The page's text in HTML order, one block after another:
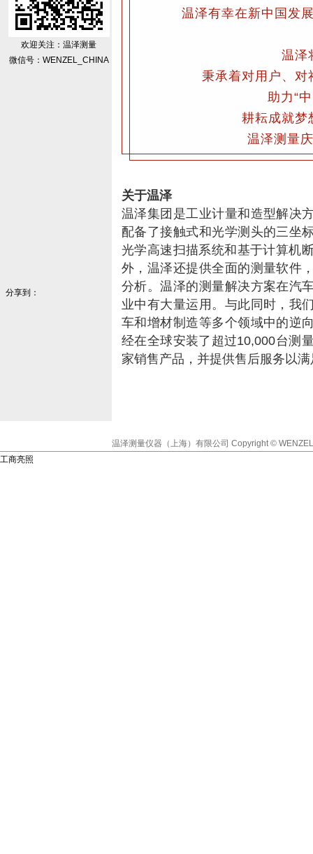
欢迎关注：温泽测量
微信号：WENZEL_CHINA
分享到：
温泽有幸在新中国发
温泽
秉承着对用户、
助力“
耕耘成就梦
温泽测量
关于温泽
温泽集团是工业计量和造型解决
配备了接触式和光学测头的三坐
光学高速扫描系统和基于计算机
外，温泽还提供全面的测量软件
分析。温泽的测量解决方案在汽
业中有大量运用。与此同时，我
车和增材制造等多个领域中的逆
经在全球安装了超过10,000台测
家销售产品，并提供售后服务以
温泽测量仪器（上海）有限公司 Copyright ©
工商亮照